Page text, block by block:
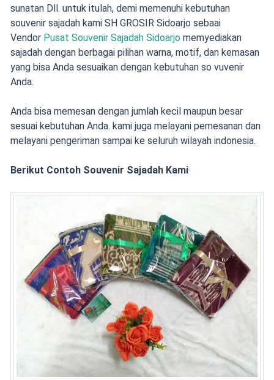
sunatan Dll. untuk itulah, demi memenuhi kebutuhan
souvenir sajadah kami SH GROSIR Sidoarjo sebaai
Vendor Pusat Souvenir Sajadah Sidoarjomemyediakan
sajadah dengan berbagai pilihan warna, motif, dan kemasan
yang bisa Anda sesuaikan dengan kebutuhan so vuvenir
Anda.
Anda bisa memesan dengan jumlah kecil maupun besar
sesuai kebutuhan Anda. kami juga melayani pemesanan dan
melayani pengeriman sampai ke seluruh wilayah indonesia.
Berikut Contoh Souvenir Sajadah Kami